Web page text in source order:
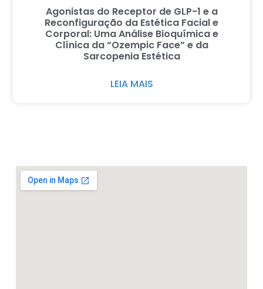
Agonistas do Receptor de GLP-1 e a
Reconfiguração da Estética Facial e
Corporal: Uma Análise Bioquímica e
Clínica da “Ozempic Face” e da
Sarcopenia Estética
LEIA MAIS